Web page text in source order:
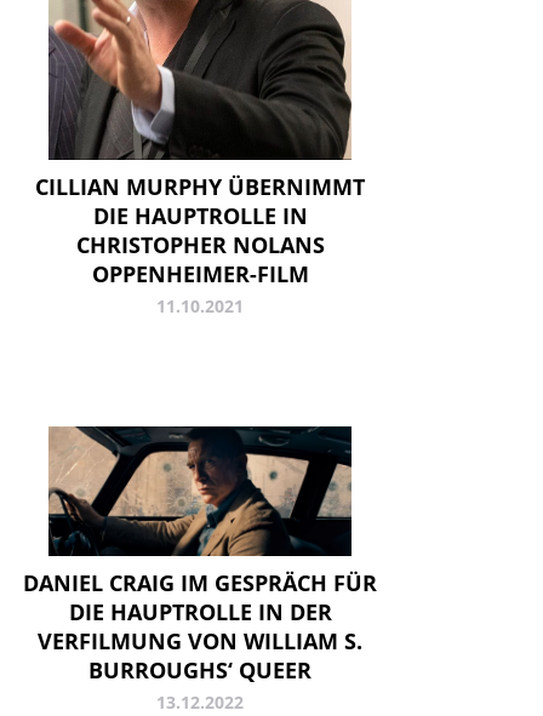
CILLIAN MURPHY ÜBERNIMMT
DIE HAUPTROLLE IN
CHRISTOPHER NOLANS
OPPENHEIMER-FILM
11.10.2021
DANIEL CRAIG IM GESPRÄCH FÜR
DIE HAUPTROLLE IN DER
VERFILMUNG VON WILLIAM S.
BURROUGHS‘ QUEER
13.12.2022